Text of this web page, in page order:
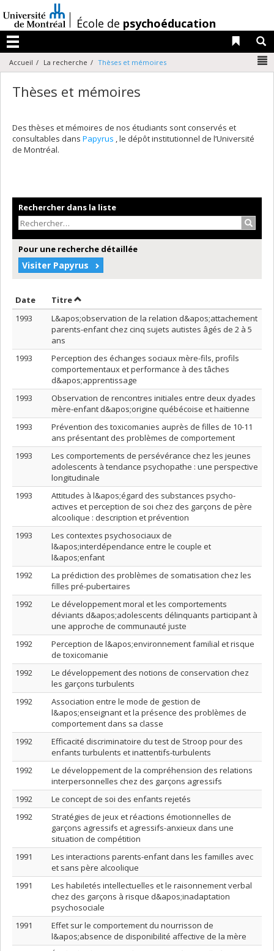
au
contenu
/École de psychoéducation
Menu
Liens
Accueil La recherche Thèses et mémoires
Thèses et mémoires
Des thèses et mémoires de nos étudiants sont conservés et
consultables dans Papyrus , le dépôt institutionnel de l’Université
de Montréal.
Rechercher dans la liste
Pour une recherche détaillée
Visiter Papyrus
Date Trier par date en ordre croissant
TitreTrier par titre en ordre croissant
1993
L&apos;observation de la relation d&apos;attachement
parents-enfant chez cinq sujets autistes âgés de 2 à 5
ans
1993
Perception des échanges sociaux mère-fils, profils
comportementaux et performance à des tâches
d&apos;apprentissage
1993
Observation de rencontres initiales entre deux dyades
mère-enfant d&apos;origine québécoise et haïtienne
1993
Prévention des toxicomanies auprès de filles de 10-11
ans présentant des problèmes de comportement
1993
Les comportements de persévérance chez les jeunes
adolescents à tendance psychopathe : une perspective
longitudinale
1993
Attitudes à l&apos;égard des substances psycho-
actives et perception de soi chez des garçons de père
alcoolique : description et prévention
1993
Les contextes psychosociaux de
l&apos;interdépendance entre le couple et
l&apos;enfant
1992
La prédiction des problèmes de somatisation chez les
filles pré-pubertaires
1992
Le développement moral et les comportements
déviants d&apos;adolescents délinquants participant à
une approche de communauté juste
1992
Perception de l&apos;environnement familial et risque
de toxicomanie
1992
Le développement des notions de conservation chez
les garçons turbulents
1992
Association entre le mode de gestion de
l&apos;enseignant et la présence des problèmes de
comportement dans sa classe
1992
Efficacité discriminatoire du test de Stroop pour des
enfants turbulents et inattentifs-turbulents
1992
Le développement de la compréhension des relations
interpersonnelles chez des garçons agressifs
1992
Le concept de soi des enfants rejetés
1992
Stratégies de jeux et réactions émotionnelles de
garçons agressifs et agressifs-anxieux dans une
situation de compétition
1991
Les interactions parents-enfant dans les familles avec
et sans père alcoolique
1991
Les habiletés intellectuelles et le raisonnement verbal
chez des garçons à risque d&apos;inadaptation
psychosociale
1991
Effet sur le comportement du nourrisson de
l&apos;absence de disponibilité affective de la mère